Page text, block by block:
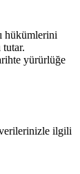
hükümlerini
tutar.
yürürlüğe
ilgili